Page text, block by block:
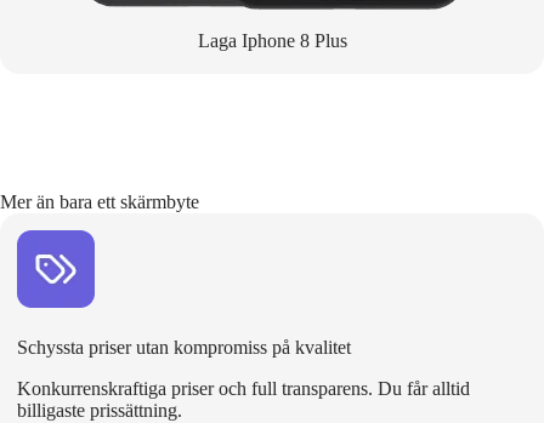
Laga Iphone 8 Plus
Mer än bara ett skärmbyte
Schyssta priser utan kompromiss på kvalitet
Konkurrenskraftiga priser och full transparens. Du får alltid
billigaste prissättning.